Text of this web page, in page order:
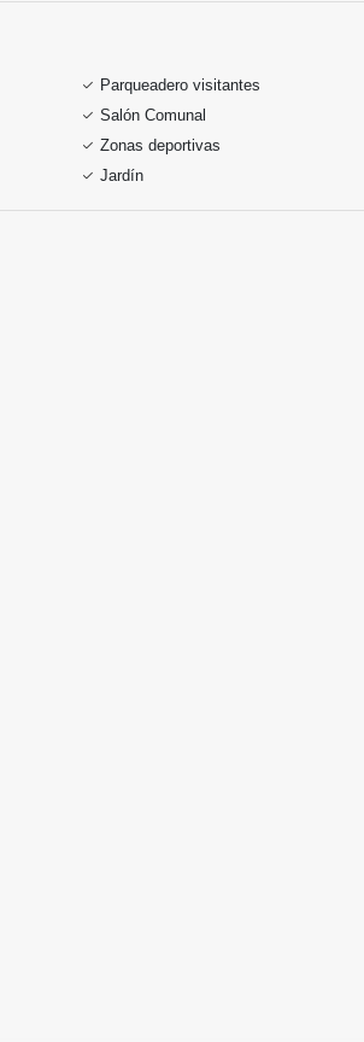
Parqueadero visitantes
Salón Comunal
Zonas deportivas
Jardín